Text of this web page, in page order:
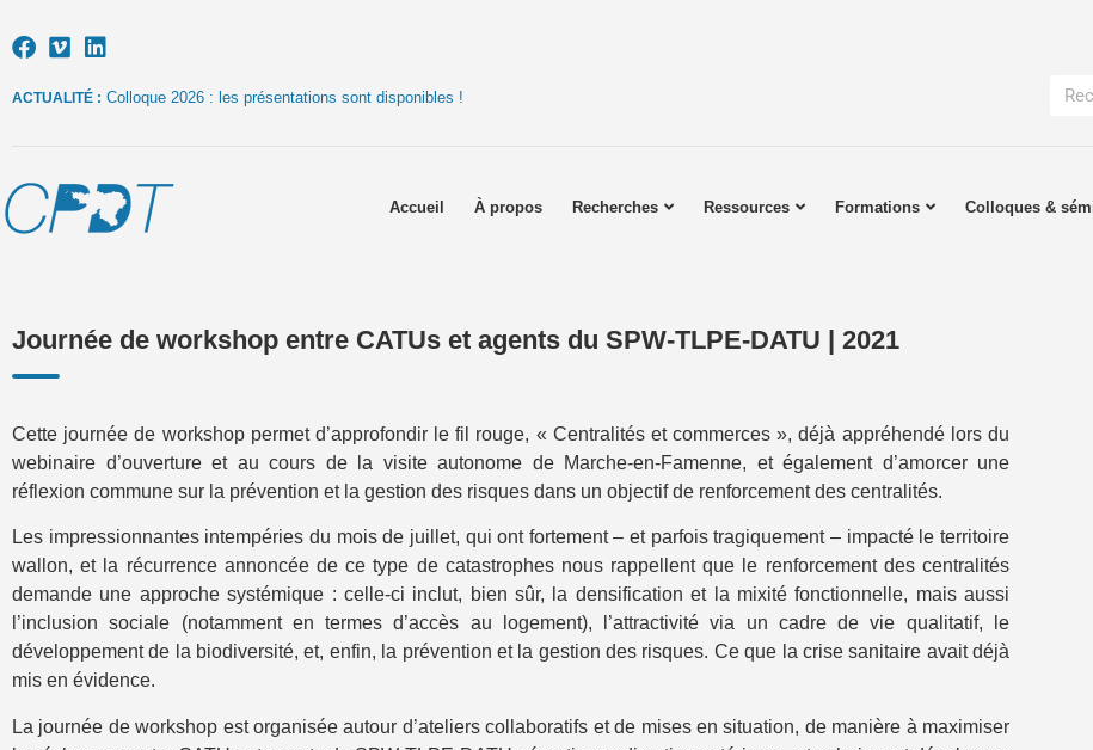
ACTUALITÉ : Colloque 2026 : les présentations sont disponibles !
Accueil À propos Recherches Ressources Formations Colloques &
Journée de workshop entre CATUs et agents du SPW-TLPE-DATU | 2021
Cette journée de workshop permet d’approfondir le fil rouge, « Centralités et commerces », déjà appréhendé lors du
webinaire d’ouverture et au cours de la visite autonome de Marche-en-Famenne, et également d’amorcer une
réflexion commune sur la prévention et la gestion des risques dans un objectif de renforcement des centralités.
Les impressionnantes intempéries du mois de juillet, qui ont fortement – et parfois tragiquement – impacté le territoire
wallon, et la récurrence annoncée de ce type de catastrophes nous rappellent que le renforcement des centralités
demande une approche systémique : celle-ci inclut, bien sûr, la densification et la mixité fonctionnelle, mais aussi
l’inclusion sociale (notamment en termes d’accès au logement), l’attractivité via un cadre de vie qualitatif, le
développement de la biodiversité, et, enfin, la prévention et la gestion des risques. Ce que la crise sanitaire avait déjà
mis en évidence.
La journée de workshop est organisée autour d’ateliers collaboratifs et de mises en situation, de manière à maximiser